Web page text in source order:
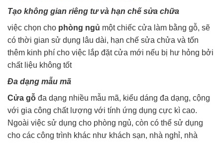
Tạo không gian riêng tư và hạn chế sửa chữa
việc chọn cho phòng ngủ một chiếc cửa làm bằng gỗ, sẽ
có thời gian sử dụng lâu dài, hạn chế sửa chửa và tốn
thêm kinh phí cho việc lắp đặt cửa mới nếu bị hư hỏng bởi
chất liệu không tốt
Đa dạng mẫu mã
Cửa gỗ đa dạng nhiều mẫu mã, kiểu dáng đa dạng, cộng
với gia công chất lượng với tính ứng dụng cực kì cao.
Ngoài việc sử dụng cho phòng ngủ, còn có thể sử dụng
cho các công trình khác như khách sạn, nhà nghỉ, nhà